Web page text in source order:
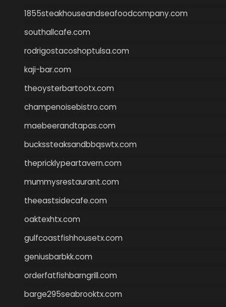
1855steakhouseandseafoodcompany.com
southallcafe.com
rodrigostacoshoptulsa.com
kaji-bar.com
theoysterbartootx.com
champenoisebistro.com
maebeerandtapas.com
buckssteaksandbbqswtx.com
thepricklypeartavern.com
mummysrestaurant.com
theeastsidecafe.com
oaktexhtx.com
gulfcoastfishhousetx.com
geniusbarbkk.com
orderfatfishbarngrill.com
barge295seabrooktx.com